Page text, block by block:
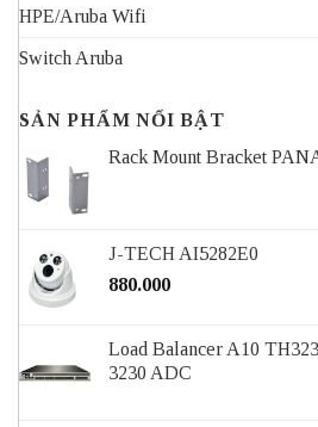
HPE/Aruba Wifi
Switch Aruba
SẢN PHẨM NỔI BẬT
Rack Mount Bracket
J-TECH AI5282E0
880.000
Load Balancer A10
3230 ADC